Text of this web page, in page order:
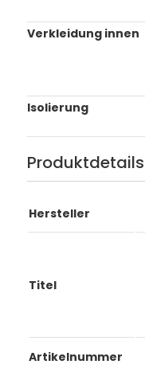
Verkleidung innen
Isolierung
Produktdetails
Hersteller
Titel
Artikelnummer